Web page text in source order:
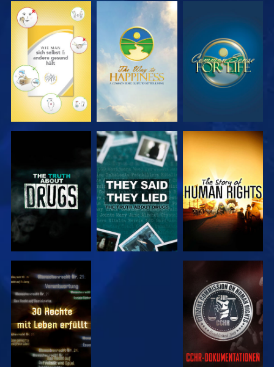
ANSEHEN ANSEHEN ANSEHEN
ANSEHEN ANSEHEN
ANSEHEN ANSEHEN